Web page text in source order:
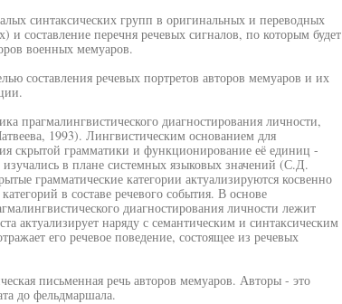
синтаксических групп в оригинальных и переводных
и составление перечня речевых сигналов, по которым будет
военных мемуаров.
составления речевых портретов авторов мемуаров и их
прагмалингвистического диагностирования личности,
1993). Лингвистическим основанием для
скрытой грамматики и функционирование её единиц -
в плане системных языковых значений (С.Д.
грамматические категории актуализируются косвенно
в составе речевого события. В основе
диагностирования личности лежит
актуализирует наряду с семантическим и синтаксическим
его речевое поведение, состоящее из речевых
письменная речь авторов мемуаров. Авторы - это
до фельдмаршала.